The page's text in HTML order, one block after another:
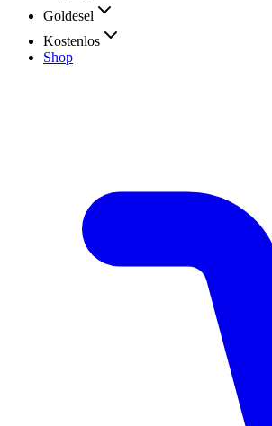
Goldesel
Kostenlos
Shop